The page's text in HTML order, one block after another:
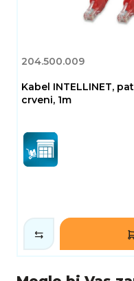
204.500.009
Kabel INTELLINET,
crveni, 1m